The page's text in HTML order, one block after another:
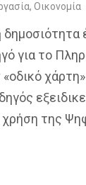
,Οικονομία
δημοσιότητα
για το
«οδικό
της